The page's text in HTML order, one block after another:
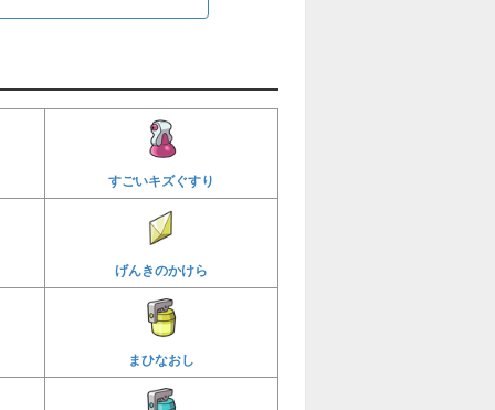
すごいキズぐすり
げんきのかけら
まひなおし